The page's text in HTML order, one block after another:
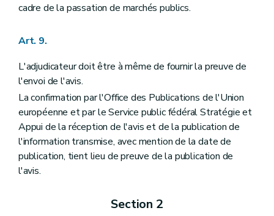
cadre de la passation de marchés publics.
Art. 9.
L'adjudicateur doit être à même de fournir la preuve de
l'envoi de l'avis.
La confirmation par l'Office des Publications de l'Union
européenne et par le Service public fédéral Stratégie et
Appui de la réception de l'avis et de la publication de
l'information transmise, avec mention de la date de
publication, tient lieu de preuve de la publication de
l'avis.
Section 2